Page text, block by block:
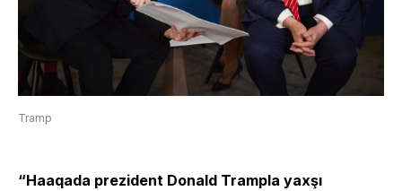
Tramp
“Haaqada prezident Donald Trampla yaxşı